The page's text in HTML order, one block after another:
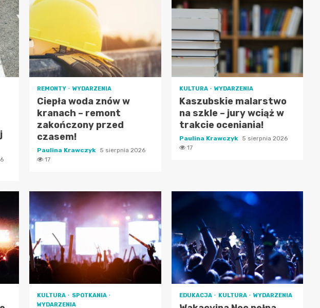
REMONTY WYDARZENIA
Ciepła woda znów w
kranach – remont
zakończony przed
czasem!
Paulina Krawczyk
5 sierpnia 2026
17
KULTURA WYDARZENIA
Kaszubskie malarstwo
na szkle – jury wciąż w
trakcie oceniania!
Paulina Krawczyk
5 sierpnia 2026
17
KULTURA
SPOTKANIA
WYDARZENIA
EDUKACJA KULTURA WYDARZENIA